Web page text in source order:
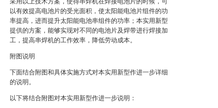
以有效提高电池片的受光面积，使太阳能电池片组件的功
率提高，进而提升太阳能电池串组件的功率；本实用新型
提供的方案，能够实现对不同的电池片及焊带进行焊接加
工，提高串焊机的工作效率，降低劳动成本。
附图说明
下面结合附图和具体实施方式对本实用新型作进一步详细
的说明。
以下将结合附图对本实用新型作进一步说明：